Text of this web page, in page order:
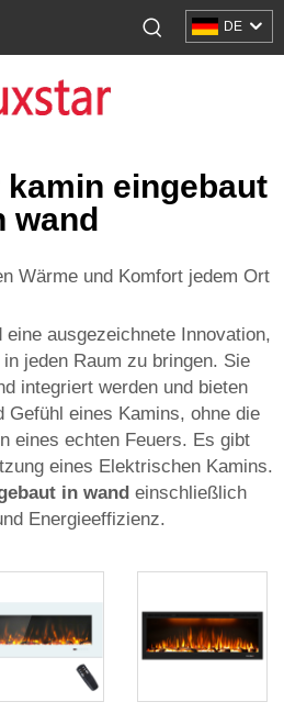
DE
eingebaut
wand
Wärme und Komfort jedem Ort
ausgezeichnete Innovation,
jeden Raum zu bringen. Sie
integriert werden und bieten
Gefühl eines Kamins, ohne die
eines echten Feuers. Es gibt
eines Elektrischen Kamins.
in wand einschließlich
Energieeffizienz.